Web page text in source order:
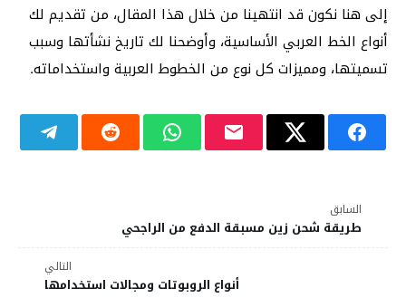
إلى هنا نكون قد انتهينا من خلال هذا المقال، من تقديم لك
أنواع الخط العربي الأساسية، وأوضحنا لك تاريخ نشأتها وسبب
تسميتها، ومميزات كل نوع من الخطوط العربية واستخداماته.
السابق
طريقة شحن زين مسبقة الدفع من الراجحي
التالي
أنواع الروبوتات ومجالات استخدامها